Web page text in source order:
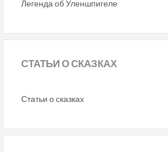
Легенда об Уленшпигеле
СТАТЬИО СКАЗКАХ
Статьи о сказках